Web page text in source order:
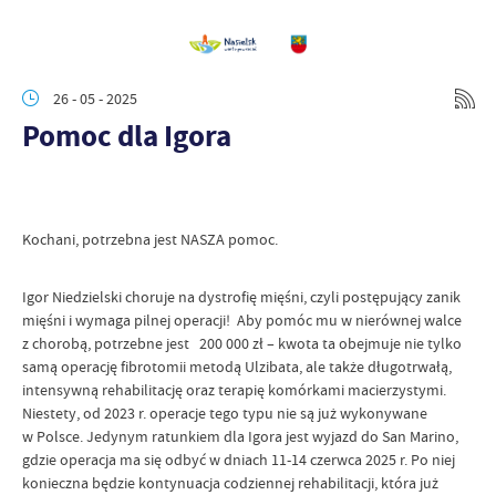
26 - 05 - 2025
Pomoc dla Igora
Kochani, potrzebna jest NASZA pomoc.
Igor Niedzielski choruje na dystrofię mięśni, czyli postępujący zanik
mięśni i wymaga pilnej operacji! Aby pomóc mu w nierównej walce
z chorobą, potrzebne jest 200 000 zł – kwota ta obejmuje nie tylko
samą operację fibrotomii metodą Ulzibata, ale także długotrwałą,
intensywną rehabilitację oraz terapię komórkami macierzystymi.
Niestety, od 2023 r. operacje tego typu nie są już wykonywane
w Polsce. Jedynym ratunkiem dla Igora jest wyjazd do San Marino,
gdzie operacja ma się odbyć w dniach 11-14 czerwca 2025 r. Po niej
konieczna będzie kontynuacja codziennej rehabilitacji, która już